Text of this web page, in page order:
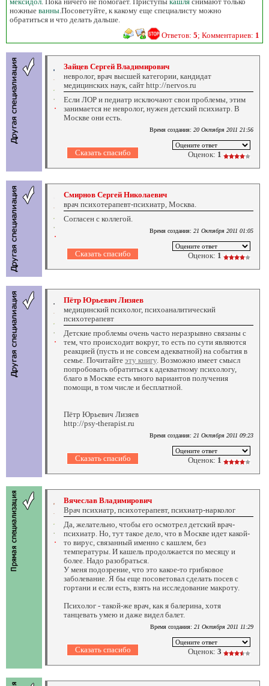
ножные ванны .Посоветуйте, к какому еще специалисту можно
обратиться и что делать дальше.
Ответов: 5; Комментариев: 1
Зайцев Сергей Владимирович
невролог, врач высшей категории, кандидат
медицинских наук, сайт http://nervos.ru
Если ЛОР и педиатр исключают свои проблемы, этим
занимается не невролог, нужен детский психиатр. В
Москве они есть.
Время создания: 20 Октября 2011 21:56
Оценок: 1
Смирнов Сергей Николаевич
врач психотерапевт-психиатр, Москва.
Согласен с коллегой.
Время создания: 21 Октября 2011 01:05
Оценок: 1
Пётр Юрьевич Лизяев
медицинский психолог, психоаналитический
психотерапевт
Детские проблемы очень часто неразрывно связаны с
тем, что происходит вокруг, то есть по сути являются
реакцией (пусть и не совсем адекватной) на события в
семье. Почитайте эту книгу . Возможно имеет смысл
попробовать обратиться к адекватному психологу,
благо в Москве есть много вариантов получения
помощи, в том числе и бесплатной.
Пётр Юрьевич Лизяев
http://psy-therapist.ru
Время создания: 21 Октября 2011 09:23
Оценок: 1
Вячеслав Владимирович
Врач психиатр, психотерапевт, психиатр-нарколог
Да, желательно, чтобы его осмотрел детский врач-
психиатр. Но, тут такое дело, что в Москве идет какой-
то вирус, связанный именно с кашлем, без
температуры. И кашель продолжается по месяцу и
более. Надо разобраться.
У меня подозрение, что это какое-то грибковое
заболевание. Я бы еще посоветовал сделать посев с
гортани и если есть, взять на исследование макроту.
Психолог - такой-же врач, как я балерина, хотя
танцевать умею и даже видел балет.
Время создания: 21 Октября 2011 11:29
Оценок: 3